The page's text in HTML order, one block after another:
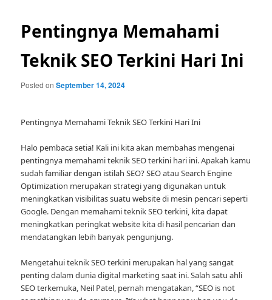
Pentingnya Memahami
Teknik SEO Terkini Hari Ini
Posted onSeptember 14, 2024
Pentingnya Memahami Teknik SEO Terkini Hari Ini
Halo pembaca setia! Kali ini kita akan membahas mengenai
pentingnya memahami teknik SEO terkini hari ini. Apakah kamu
sudah familiar dengan istilah SEO? SEO atau Search Engine
Optimization merupakan strategi yang digunakan untuk
meningkatkan visibilitas suatu website di mesin pencari seperti
Google. Dengan memahami teknik SEO terkini, kita dapat
meningkatkan peringkat website kita di hasil pencarian dan
mendatangkan lebih banyak pengunjung.
Mengetahui teknik SEO terkini merupakan hal yang sangat
penting dalam dunia digital marketing saat ini. Salah satu ahli
SEO terkemuka, Neil Patel, pernah mengatakan, “SEO is not